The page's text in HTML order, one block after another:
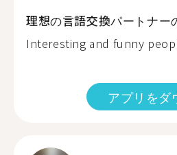
理想の言語交換パートナー
Interesting and funny
アプリをダ